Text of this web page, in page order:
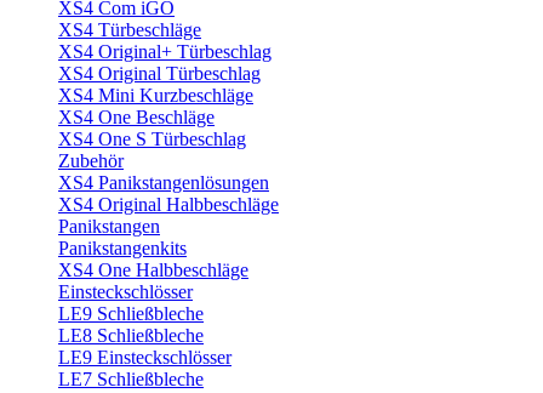
XS4 Com iGO
XS4 Türbeschläge
XS4 Original+ Türbeschlag
XS4 Original Türbeschlag
XS4 Mini Kurzbeschläge
XS4 One Beschläge
XS4 One S Türbeschlag
Zubehör
XS4 Panikstangenlösungen
XS4 Original Halbbeschläge
Panikstangen
Panikstangenkits
XS4 One Halbbeschläge
Einsteckschlösser
LE9 Schließbleche
LE8 Schließbleche
LE9 Einsteckschlösser
LE7 Schließbleche